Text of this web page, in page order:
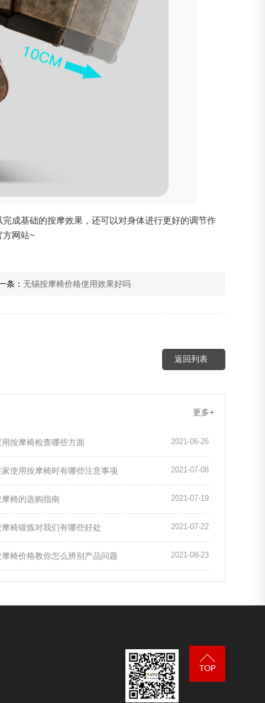
成基础的按摩效果，还可以对身体进行更好的调节作
方网站~
条：无锡按摩椅价格使用效果好吗
返回列表
更多+
2021-06-26
用按摩椅检查哪些方面
2021-07-08
使用按摩椅时有哪些注意事项
2021-07-19
摩椅的选购指南
2021-07-22
椅锻炼对我们有哪些好处
2021-08-23
椅价格教你怎么辨别产品问题